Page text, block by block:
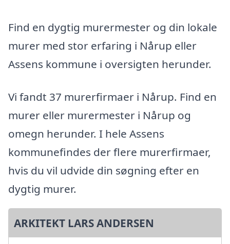
Find en dygtig murermester og din lokale
murer med stor erfaring i Nårup eller
Assens kommune i oversigten herunder.
Vi fandt 37 murerfirmaer i Nårup. Find en
murer eller murermester i Nårup og
omegn herunder. I hele Assens
kommunefindes der flere murerfirmaer,
hvis du vil udvide din søgning efter en
dygtig murer.
ARKITEKT LARS ANDERSEN